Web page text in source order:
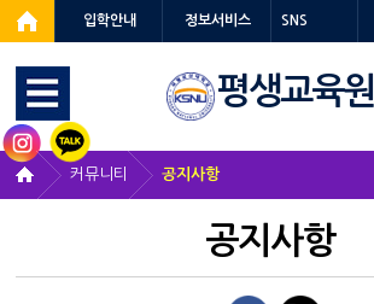
입학안내 정보서비스 SNS
평생교육원
커뮤니티 공지사항
공지사항